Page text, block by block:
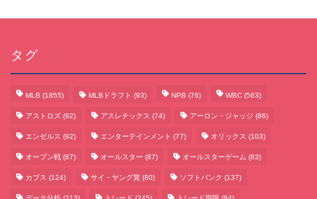
タグ
MLB (1855) MLBドラフト (93) NPB (76) WBC (563)
アストロズ (92) アスレチックス (74) アーロン・ジャッジ (86)
エンゼルス (92) エンターテインメント (77) オリックス (103)
オープン戦 (87) オールスター (87) オールスターゲーム (83)
カブス (124) サイ・ヤング賞 (80) ソフトバンク (137)